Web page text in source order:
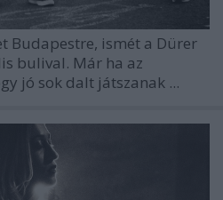
Budapestre, ismét a Dürer
bulival. Már ha az
jó sok dalt játszanak ...